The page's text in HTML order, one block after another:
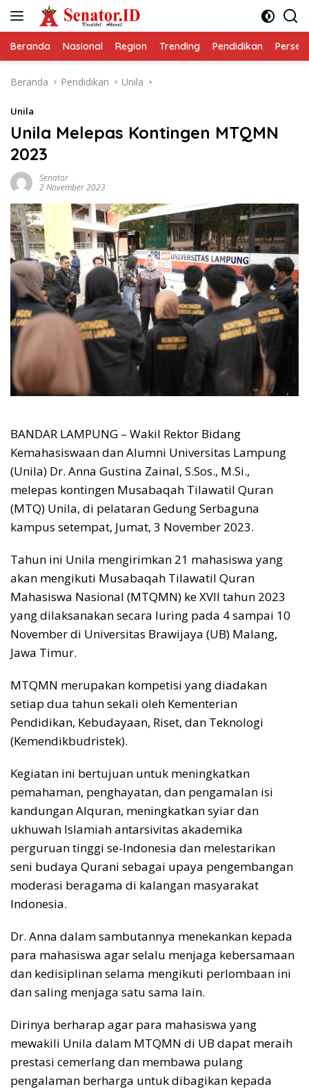
Beranda Nasional Region Trending Pendidikan
Beranda Pendidikan Unila
Unila
Unila Melepas Kontingen MTQMN
2023
Senator
2 November 2023
BANDAR LAMPUNG – Wakil Rektor Bidang
Kemahasiswaan dan Alumni Universitas Lampung
(Unila) Dr. Anna Gustina Zainal, S.Sos., M.Si.,
melepas kontingen Musabaqah Tilawatil Quran
(MTQ) Unila, di pelataran Gedung Serbaguna
kampus setempat, Jumat, 3 November 2023.
Tahun ini Unila mengirimkan 21 mahasiswa yang
akan mengikuti Musabaqah Tilawatil Quran
Mahasiswa Nasional (MTQMN) ke XVII tahun 2023
yang dilaksanakan secara luring pada 4 sampai 10
November di Universitas Brawijaya (UB) Malang,
Jawa Timur.
MTQMN merupakan kompetisi yang diadakan
setiap dua tahun sekali oleh Kementerian
Pendidikan, Kebudayaan, Riset, dan Teknologi
(Kemendikbudristek).
Kegiatan ini bertujuan untuk meningkatkan
pemahaman, penghayatan, dan pengamalan isi
kandungan Alquran, meningkatkan syiar dan
ukhuwah Islamiah antarsivitas akademika
perguruan tinggi se-Indonesia dan melestarikan
seni budaya Qurani sebagai upaya pengembangan
moderasi beragama di kalangan masyarakat
Indonesia.
Dr. Anna dalam sambutannya menekankan kepada
para mahasiswa agar selalu menjaga kebersamaan
dan kedisiplinan selama mengikuti perlombaan ini
dan saling menjaga satu sama lain.
Dirinya berharap agar para mahasiswa yang
mewakili Unila dalam MTQMN di UB dapat meraih
prestasi cemerlang dan membawa pulang
pengalaman berharga untuk dibagikan kepada